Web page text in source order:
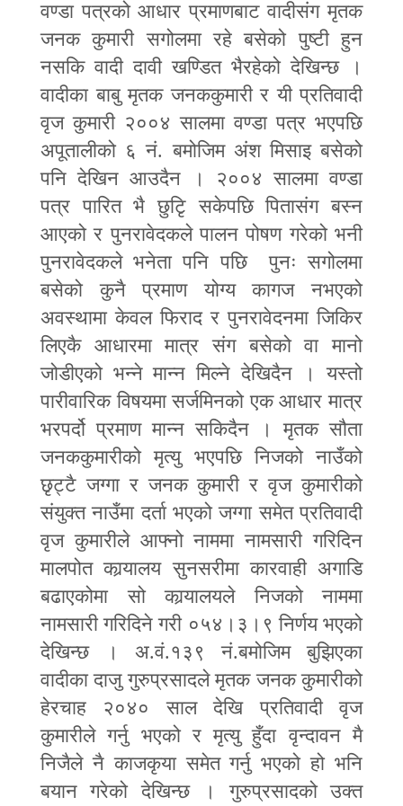
वण्डा पत्रको आधार प्रमाणबाट वादीसंग मृतक
जनक कुमारी सगोलमा रहे बसेको पुष्टी हुन
नसकि वादी दावी खण्डित भैरहेको देखिन्छ ।
वादीका बाबु मृतक जनककुमारी र यी प्रतिवादी
वृज कुमारी २००४ सालमा वण्डा पत्र भएपछि
अपूतालीको ६ नं. बमोजिम अंश मिसाइ बसेको
पनि देखिन आउदैन । २००४ सालमा वण्डा
पत्र पारित भै छुटिृ सकेपछि पितासंग बस्न
आएको र पुनरावेदकले पालन पोषण गरेको भनी
पुनरावेदकले भनेता पनि पछि पुनः सगोलमा
बसेको कुनै प्रमाण योग्य कागज नभएको
अवस्थामा केवल फिराद र पुनरावेदनमा जिकिर
लिएकै आधारमा मात्र संग बसेको वा मानो
जोडीएको भन्ने मान्न मिल्ने देखिदैन । यस्तो
पारीवारिक विषयमा सर्जमिनको एक आधार मात्र
भरपर्दो प्रमाण मान्न सकिदैन । मृतक सौता
जनककुमारीको मृत्यु भएपछि निजको नाउँको
छृट्टै जग्गा र जनक कुमारी र वृज कुमारीको
संयुक्त नाउँमा दर्ता भएको जग्गा समेत प्रतिवादी
वृज कुमारीले आफ्नो नाममा नामसारी गरिदिन
मालपोत कार्‍यालय सुनसरीमा कारवाही अगाडि
बढाएकोमा सो कार्‍यालयले निजको नाममा
नामसारी गरिदिने गरी ०५४।३।९ निर्णय भएको
देखिन्छ । अ.वं.१३९ नं.बमोजिम बुझिएका
वादीका दाजु गुरुप्रसादले मृतक जनक कुमारीको
हेरचाह २०४० साल देखि प्रतिवादी वृज
कुमारीले गर्नु भएको र मृत्यु हुँदा वृन्दावन मै
निजैले नै काजकृया समेत गर्नु भएको हो भनि
बयान गरेको देखिन्छ । गुरुप्रसादको उक्त